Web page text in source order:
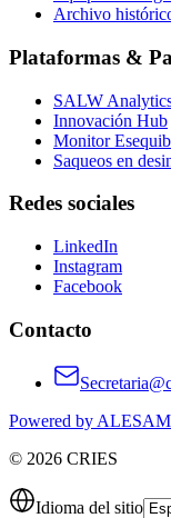
Archivo
Plataformas &
SALW
Innovación Hub
Monitor
Saqueos en
Redes sociales
LinkedIn
Instagram
Facebook
Contacto
Powered by
© 2026 CRIES
Idioma del sitio